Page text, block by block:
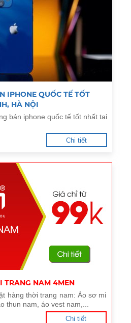
IPHONE QUỐC TẾ TỐT
HÀ NỘI
bán iphone quốc tế tốt nhất tại
Chi tiết
TRANG NAM 4MEN
hàng thời trang nam: Áo sơ mi
thun nam, áo vest nam,...
Chi tiết